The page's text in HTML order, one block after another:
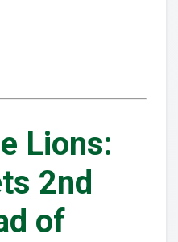
Lions:
2nd
of